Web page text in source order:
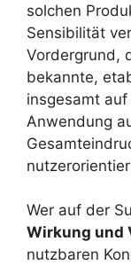
solchen
Sensibilität
Vordergrund,
bekannte,
insgesamt
Anwendung
Wer auf der
Wirkung und
nutzbaren